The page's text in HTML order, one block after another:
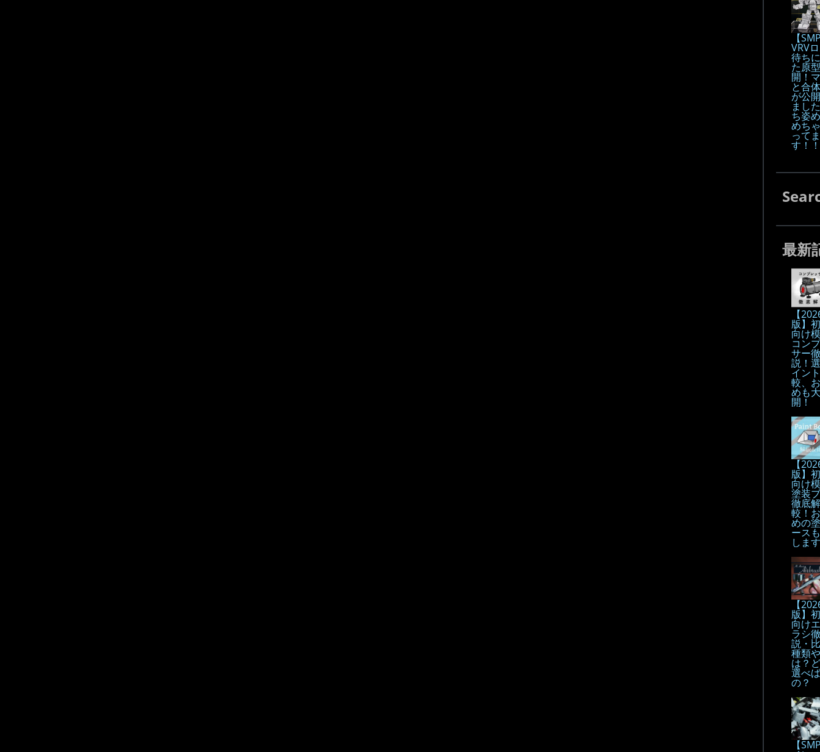
【
VRV
待ち
た原
開！
と合
が公
まし
ち姿
めち
ってま
す！！
最新
【
版】
向け
コン
サー
説！
イン
較、
めも
開！
【
版】
向け
塗装
徹底
較！
めの
ース
しま
【
版】
向け
ラシ
説・
種類
は？
選べ
の？
【